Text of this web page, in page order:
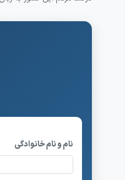
نام و نام خانوادگی